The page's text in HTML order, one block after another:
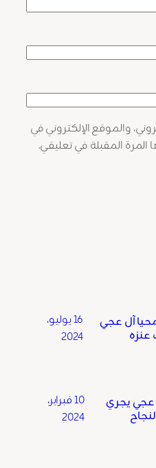
والموقع الإلكتروني في
المقبلة في تعليقي.
آل عجي
16 يوليو،
2024
عجي يجري
10 فبراير،
2024